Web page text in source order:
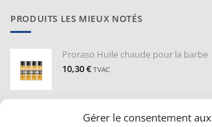
Gérer le consentement aux
PRODUITS LES MIEUX NOTÉS
Proraso Huile chaude pour la barbe
10,30€ TVAC
€ TVAC